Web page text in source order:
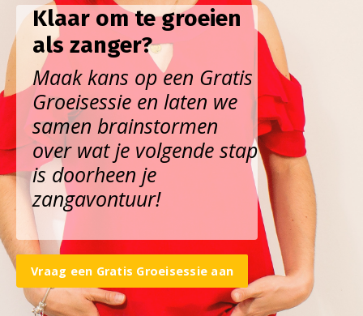
Klaar om te groeien
als zanger?
Maak kans op een Gratis
Groeisessie en laten we
samen brainstormen
over wat je volgende stap
is doorheen je
zangavontuur!
Vraag een Gratis Groeisessie aan